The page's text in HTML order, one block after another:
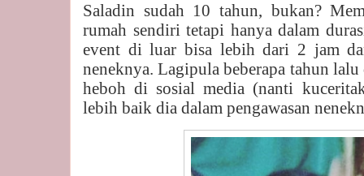
Saladin sudah 10 tahun, bukan?
rumah sendiri tetapi hanya dalam
event di luar bisa lebih dari 2 jam
neneknya. Lagipula beberapa tahun
heboh di sosial media (nanti
lebih baik dia dalam pengawasan